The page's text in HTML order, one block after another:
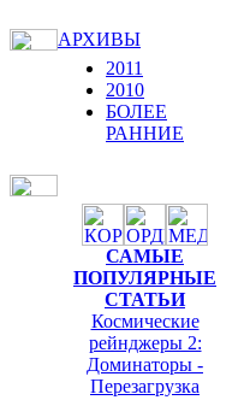
АРХИВЫ
2011
2010
БОЛЕЕ
РАННИЕ
САМЫЕ
ПОПУЛЯРНЫЕ
СТАТЬИ
Космические
рейнджеры 2:
Доминаторы -
Перезагрузка